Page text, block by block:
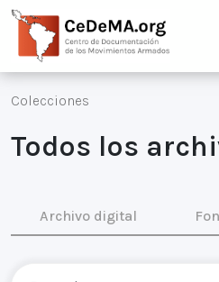
Colecciones
Todos los
Archivo digital